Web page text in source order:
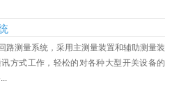
路测量系统，采用主测量装置和辅助测量装
方式工作，轻松的对各种大型开关设备的